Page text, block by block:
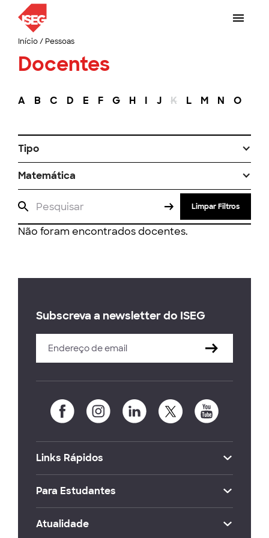
Início/ Pessoas
Docentes
A B C D E F G H I J K L M N O
Tipo
Matemática
Limpar Filtros
Não foram encontrados docentes.
Subscreva a newsletter do ISEG
Links Rápidos
Para Estudantes
Atualidade